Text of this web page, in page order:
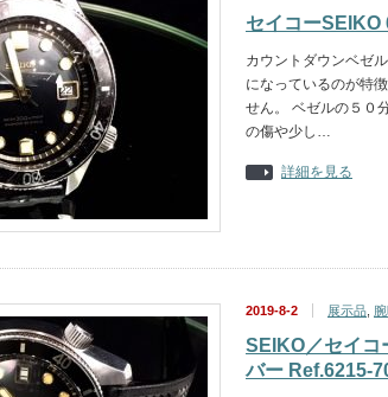
セイコーSEIKO
カウントダウンベゼ
になっているのが特
せん。 ベゼルの５０
の傷や少し…
詳細を見る
2019-8-2 展示品
SEIKO／セイコ
バー Ref.6215-